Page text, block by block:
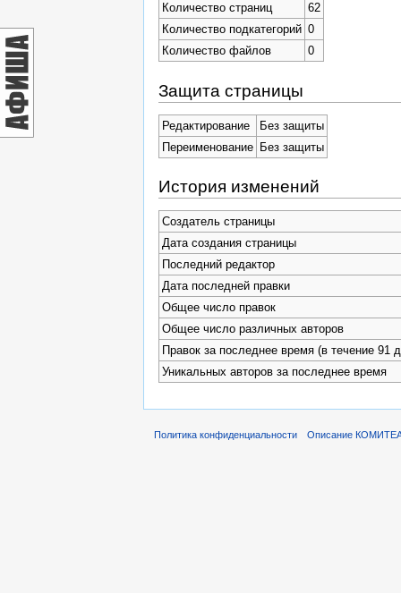
Количество страниц
62
Количество подкатегорий 0
Количество файлов
0
Защита страницы
Редактирование
Без защиты
Переименование Без защиты
История изменений
Создатель страницы
Дата создания страницы
Последний редактор
Дата последней правки
Общее число правок
Общее число различных авторов
Правок за последнее время (в течение 91
Уникальных авторов за последнее время
Политика конфиденциальности Описание